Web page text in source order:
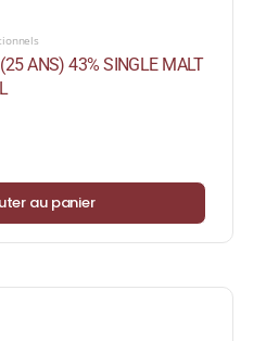
ANS) 43% SINGLE MALT
au panier